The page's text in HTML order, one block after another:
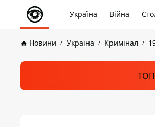
Україна Війна
Новини Україна Кримінал